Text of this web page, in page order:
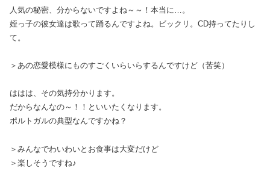
人気の秘密、分からないですよね～～！本当に…。
姪っ子の彼女達は歌って踊るんですよね。ビックリ。CD持ってたりし
て。
＞あの恋愛模様にものすごくいらいらするんですけど（苦笑）
ははは、その気持分かります。
だからなんなの～！！といいたくなります。
ポルトガルの典型なんですかね？
＞みんなでわいわいとお食事は大変だけど
＞楽しそうですね♪